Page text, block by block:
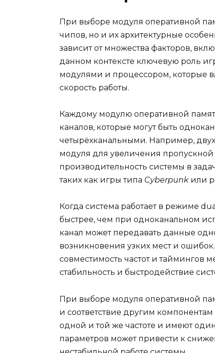
При выборе модуля оперативной
чипов, но и их архитектурные
зависит от множества факторов,
данном контексте ключевую роль
модулями и процессором, которые
скорость работы.
Каждому модулю оперативной
каналов, которые могут быть
четырёхканальными. Например,
модуля для увеличения пропускной
производительность системы в
таких как игры типа Cyberpunk или
Когда система работает в режиме
быстрее, чем при одноканальном
канал может передавать данные
возникновения узких мест и
совместимость частот и таймингов
стабильность и быстродействие
При выборе модуля оперативной
и соответствие другим
одной и той же частоте и имеют
параметров может привести к